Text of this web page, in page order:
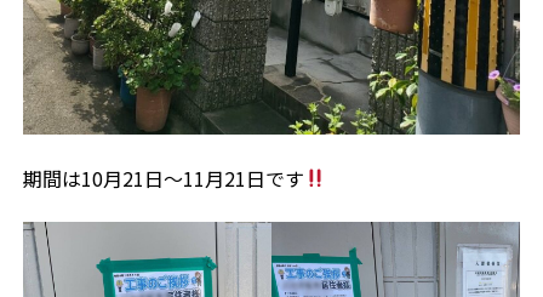
期間は10月21日〜11月21日です